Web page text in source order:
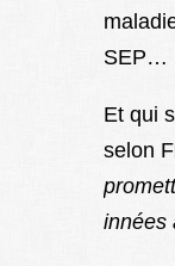
SEP…
Et qui
selon
innées